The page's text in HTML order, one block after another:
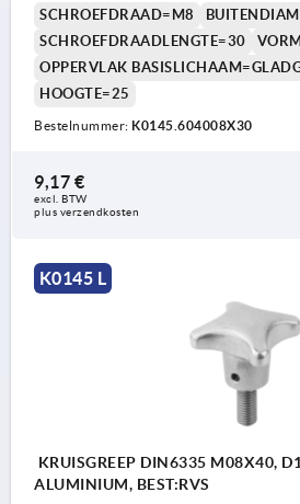
SCHROEFDRAAD=M8
SCHROEFDRAADLENGTE=30
OPPERVLAK
HOOGTE=25
Bestelnummer: K0145.604008X30
9,17 €
excl. BTW
plus verzendkosten
K0145 L
KRUISGREEP DIN6335 M08X40,
ALUMINIUM, BEST:RVS